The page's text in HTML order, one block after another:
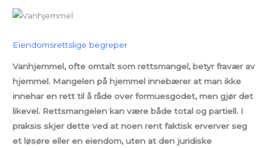
Eiendomsrettslige begreper
Vanhjemmel, ofte omtalt som rettsmangel, betyr fravær av
hjemmel. Mangelen på hjemmel innebærer at man ikke
innehar en rett til å råde over formuesgodet, men gjør det
likevel. Rettsmangelen kan være både total og partiell. I
praksis skjer dette ved at noen rent faktisk erverver seg
et løsøre eller en eiendom, uten at den juridiske